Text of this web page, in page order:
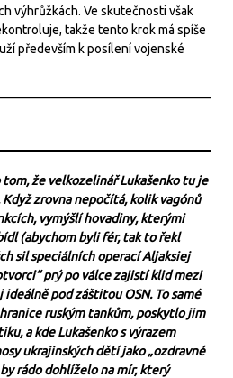
výhrůžkách. Ve skutečnosti však
takže tento krok má spíše
především k posílení vojenské
že velkozelinář Lukašenko tu je
Když zrovna nepočítá, kolik vagónů
vymýšlí hovadiny, kterými
(abychom byli fér, tak to řekl
sil speciálních operací Aljaksiej
prý po válce zajistí klid mezi
ideálně pod záštitou OSN. To samé
ruským tankům, poskytlo jim
a kde Lukašenko s výrazem
ukrajinských dětí jako „ozdravné
rádo dohlíželo na mír, který